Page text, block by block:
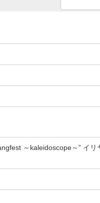
～kaleidoscope～” イリ